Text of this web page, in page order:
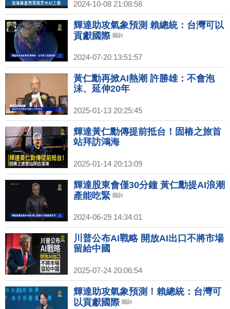
2024-10-08 21:08:58
輝達助攻氣象預測 賴總統：台灣可以
貢獻國際
2024-07-20 13:51:57
黃仁勳再掀AI熱潮 許勝雄：不會泡
沫、延伸20年
2025-01-13 20:25:45
輝達黃仁勳傳提前抵台！固樁之旅首
站拜訪鴻海
2025-01-14 20:13:09
輝達股東會僅30分鐘 黃仁勳提AI浪潮
產能吃緊
2024-06-29 14:34:01
川普公布AI戰略 開放AI出口不將市場
留給中國
2025-07-24 20:06:54
輝達助攻氣象預測！賴總統：台灣可
以貢獻國際